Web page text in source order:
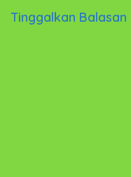
Tinggalkan Balasan